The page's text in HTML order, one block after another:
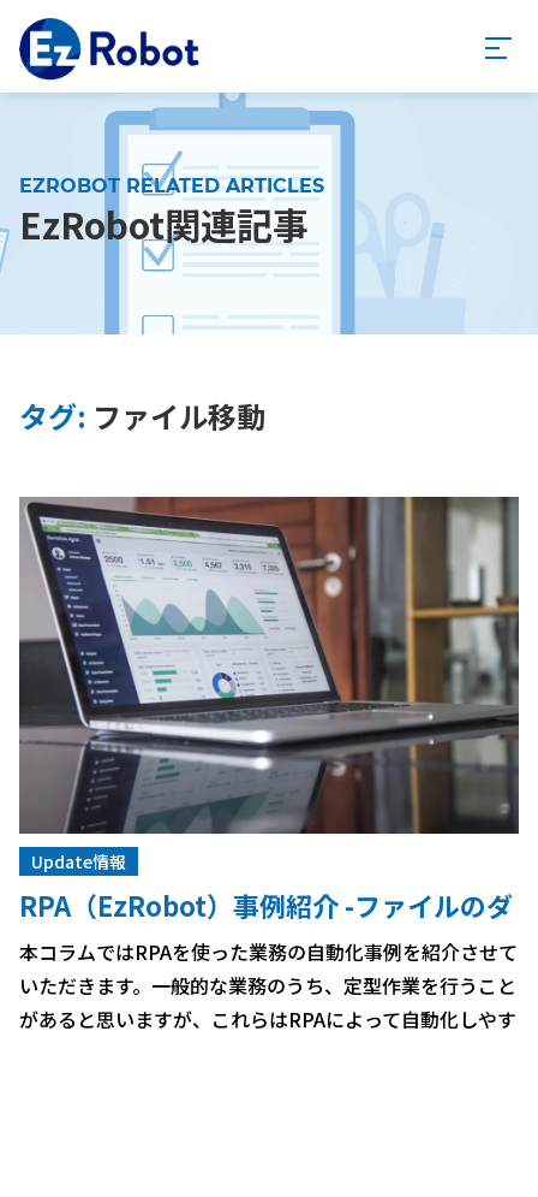
EZROBOT RELATED ARTICLES
EzRobot関連記事
タグ: ファイル移動
Update情報
RPA（EzRobot）事例紹介 -ファイルのダ
ウンロード・展開およびファイル名の変
更-
本コラムではRPAを使った業務の自動化事例を紹介させて
いただきます。一般的な業務のうち、定型作業を行うこと
があると思いますが、これらはRPAによって自動化しやす